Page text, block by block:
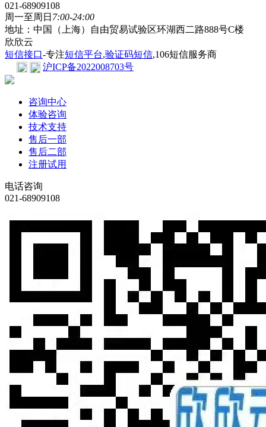
021-68909108
周一至周日 7:00-24:00
地址：中国（上海）自由贸易试验区环湖西二路888号C楼
欣欣云
短信接口-专注短信平台,验证码短信,106短信服务商
沪ICP备2022008703号
咨询中心
体验咨询
技术支持
售后一部
售后二部
注册试用
电话咨询
021-68909108